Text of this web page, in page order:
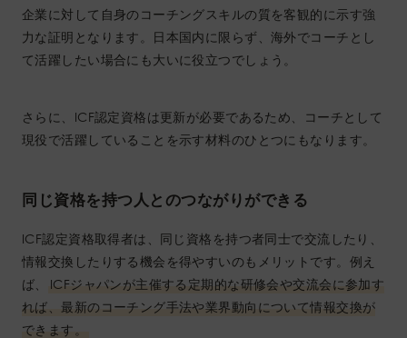
企業に対して自身のコーチングスキルの質を客観的に示す強
力な証明となります。日本国内に限らず、海外でコーチとし
て活躍したい場合にも大いに役立つでしょう。
さらに、ICF認定資格は更新が必要であるため、コーチとして
現役で活躍していることを示す材料のひとつにもなります。
同じ資格を持つ人とのつながりができる
ICF認定資格取得者は、同じ資格を持つ者同士で交流したり、
情報交換したりする機会を得やすいのもメリットです。例え
ば、
ICFジャパンが主催する定期的な研修会や交流会に参加す
れば、最新のコーチング手法や業界動向について情報交換が
できます。